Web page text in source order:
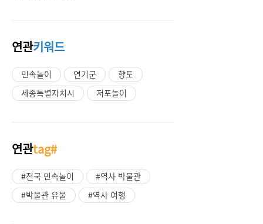
연관키워드
민속놀이 연기군
향토
세종특별자치시
저포놀이
연관tag#
#전국 민속놀이
#역사 박물관
#박물관 유물
#역사 여행